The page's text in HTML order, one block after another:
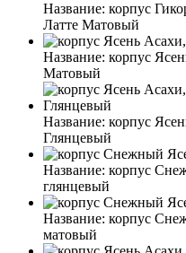
Название: корпус
Латте Матовый
Название: корпус
Матовый
Название: корпус
Глянцевый
Название: корпус
глянцевый
Название: корпус
матовый